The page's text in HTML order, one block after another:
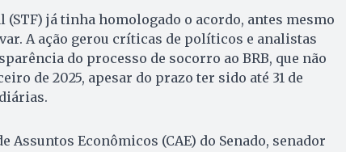
(STF) já tinha homologado o acordo, antes mesmo
A ação gerou críticas de políticos e analistas
do processo de socorro ao BRB, que não
de 2025, apesar do prazo ter sido até 31 de
Assuntos Econômicos (CAE) do Senado, senador